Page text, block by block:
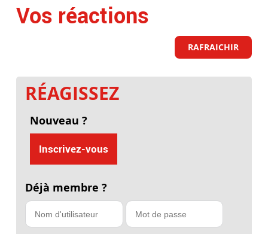
Vos réactions
RAFRAICHIR
RÉAGISSEZ
Nouveau ?
Inscrivez-vous
Déjà membre ?